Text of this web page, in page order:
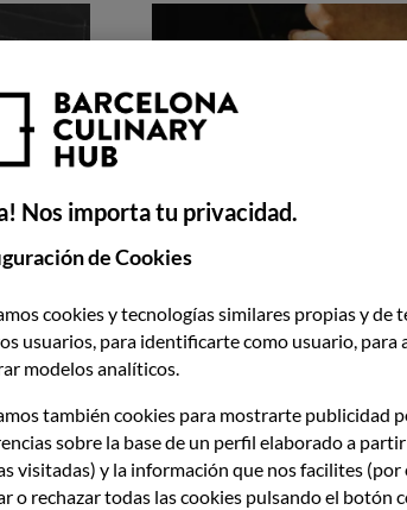
GRADO
Cocina y management
Nos importa tu privacidad.
de Cookies
cookies y tecnologías similares propias y de
usuarios, para identificarte como usuario, para
modelos analíticos.
también cookies para mostrarte publicidad
sobre la base de un perfil elaborado a
visitadas) y la información que nos facilites
o rechazar todas las cookies pulsando el